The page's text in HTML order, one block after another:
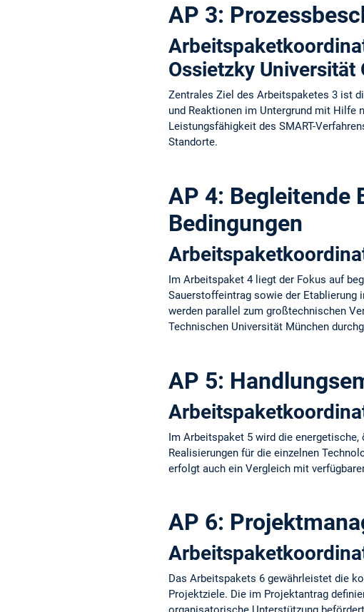
AP 3:
Ossietzky Universität
Zentrales Ziel des Arbeitspaketes 3 ist
und Reaktionen im Untergrund mit Hilfe
Leistungsfähigkeit des SMART-
Standorte.
AP 4: Begleitende
Bedingungen
Im Arbeitspaket 4 liegt der Fokus auf
Sauerstoffeintrag sowie der Etablierung
werden parallel zum großtechnischen
Technischen Universität München
AP 5:
Im Arbeitspaket 5 wird die
Realisierungen für die einzelnen
erfolgt auch ein Vergleich mit
AP 6:
Das Arbeitspakets 6 gewährleistet die
Projektziele. Die im Projektantrag